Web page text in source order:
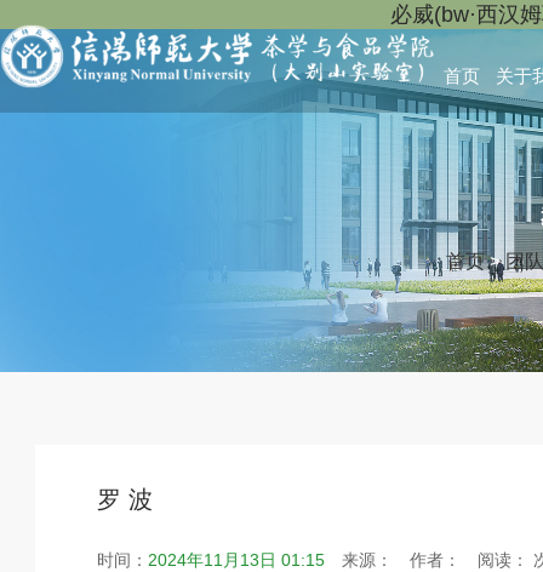
必威(bw·西汉
首页 关于
首页>团
罗 波
时间： 2024年11月13日 01:15来源： 作者： 阅读：